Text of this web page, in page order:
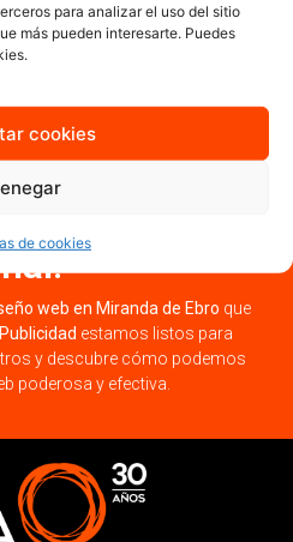
para analizar el uso del sitio
más pueden interesarte. Puedes
cookies
de cookies
en marketing digital que
paradesarrollar proyectos
en
con una
web en Miranda de Ebro que
estamos listos para
y descubre cómo podemos
poderosa y efectiva.